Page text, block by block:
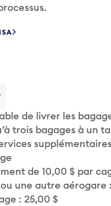
de livrer les
trois bagages à un
de 10,00 $ par
une autre aérogare
: 25,00 $